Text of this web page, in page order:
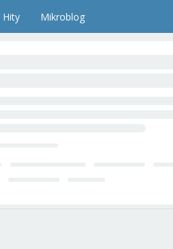
Hity Mikroblog